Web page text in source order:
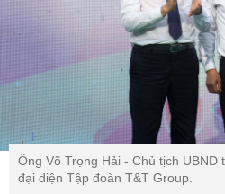
Ông Võ Trọng Hải - Chủ tịch UBND
đại diện Tập đoàn T&T Group.